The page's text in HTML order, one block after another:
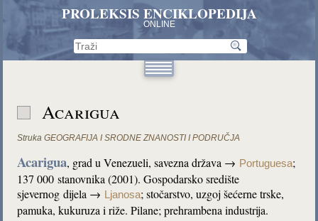
PROLEKSIS ENCIKLOPEDIJA
ONLINE
Acarigua
Struka GEOGRAFIJA I SRODNE ZNANOSTI I PODRUČJA
Acarigua, grad u Venezueli, savezna država → Portuguesa;
137 000 stanovnika (2001). Gospodarsko središte
sjevernog dijela →
Ljanosa; stočarstvo, uzgoj šećerne trske,
pamuka, kukuruza i riže. Pilane; prehrambena industrija.